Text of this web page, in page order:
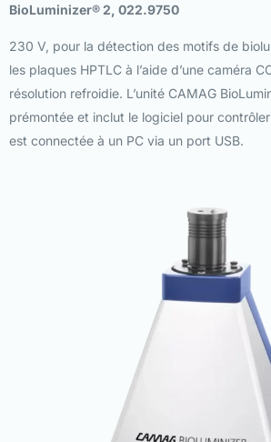
BioLuminizer® 2, 022.9750
230 V, pour la détection des motifs de
les plaques HPTLC à l’aide d’une caméra
résolution refroidie. L’unité CAMAG
prémontée et inclut le logiciel pour
est connectée à un PC via un port USB.